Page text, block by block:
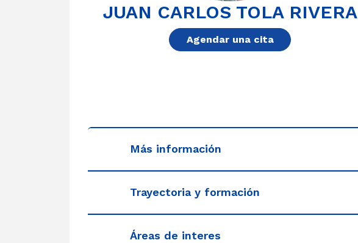
JUAN CARLOS TOLA RIVERA
Agendar una cita
Más información
Trayectoria y formación
Áreas de interes